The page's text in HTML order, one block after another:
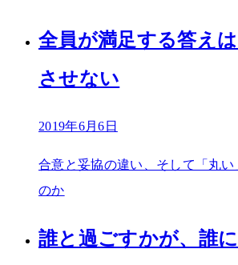
全員が満足する答え
させない
2019年6月6日
合意と妥協の違い、そして「丸
のか
誰と過ごすかが、誰